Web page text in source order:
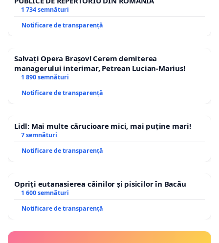
1 734 semnături
Notificare de transparență
Salvați Opera Brașov! Cerem demiterea
managerului interimar, Petrean Lucian-Marius!
1 890 semnături
Notificare de transparență
Lidl: Mai multe cărucioare mici, mai puține mari!
7 semnături
Notificare de transparență
Opriți eutanasierea câinilor și pisicilor în Bacău
1 600 semnături
Notificare de transparență